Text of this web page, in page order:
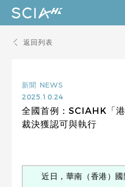
返回列表
新聞 NEWS
2025.10.24
全國首例：SCIAHK「
裁決獲認可與執行
近日，華南（香港）